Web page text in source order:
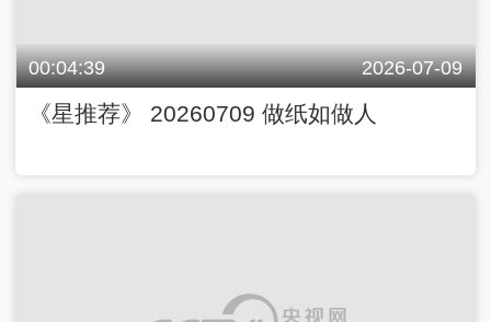
00:04:39 2026-07-09
《星推荐》 20260709 做纸如做人